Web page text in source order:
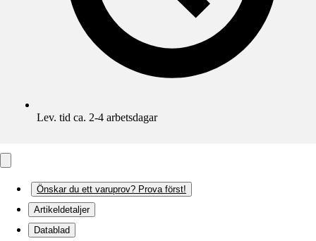
Lev. tid ca. 2-4 arbetsdagar
Önskar du ett varuprov? Prova först!
Artikeldetaljer
Datablad